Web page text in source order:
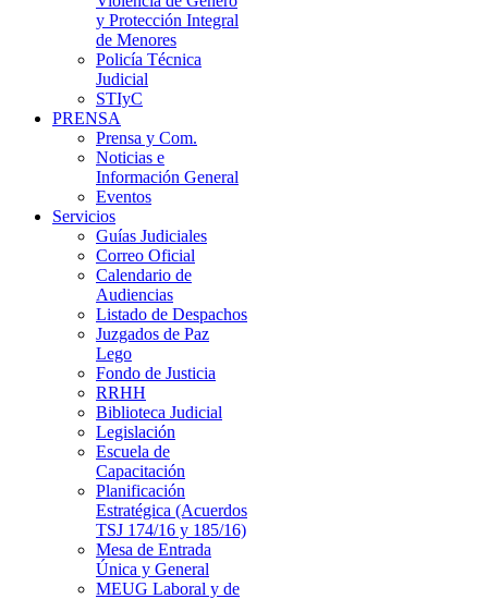
y Protección Integral
de Menores
Policía Técnica
Judicial
STIyC
PRENSA
Prensa y Com.
Noticias e
Información General
Eventos
Servicios
Guías Judiciales
Correo Oficial
Calendario de
Audiencias
Listado de Despachos
Juzgados de Paz
Lego
Fondo de Justicia
RRHH
Biblioteca Judicial
Legislación
Escuela de
Capacitación
Planificación
Estratégica (Acuerdos
TSJ 174/16 y 185/16)
Mesa de Entrada
Única y General
MEUG Laboral y de